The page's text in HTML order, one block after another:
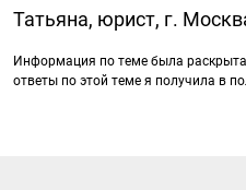
Татьяна, юрист, г.
Информация по теме была
ответы по этой теме я получила в